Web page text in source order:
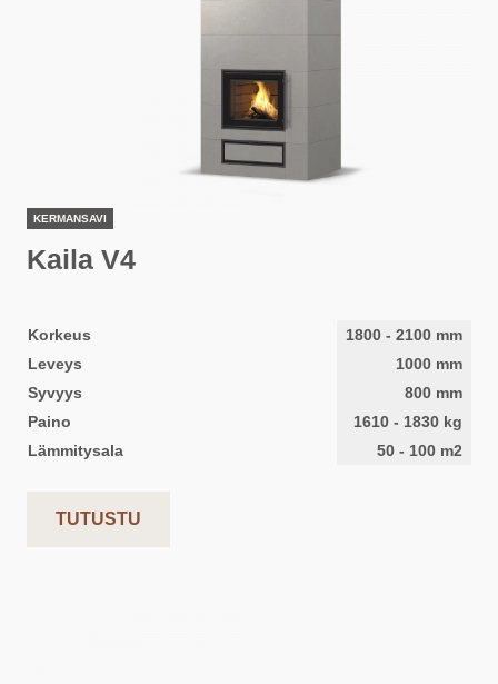
KERMANSAVI
Kaila V4
Korkeus 1800 - 2100 mm
Leveys
1000 mm
Syvyys
800 mm
Paino
1610 - 1830 kg
Lämmitysala
50 - 100 m2
TUTUSTU